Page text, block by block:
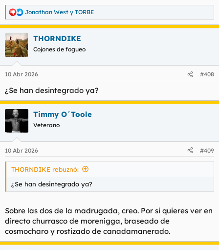
R
e
a
c
c
i
e
:
Jonathan West y TORBE
THORNDIKE
Cojones de fogueo
10 Abr 2026 #408
¿Se han desintegrado ya?
Timmy O´Toole
Veterano
10 Abr 2026 #409
THORNDIKE rebuznó:
¿Se han desintegrado ya?
Sobre las dos de la madrugada, creo. Por si quieres ver en
directo churrasco de morenigga, braseado de
cosmocharo y rostizado de canadamanerado.